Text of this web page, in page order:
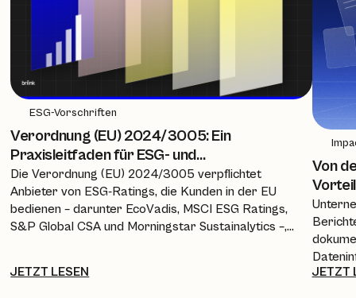
ESG-Vorschriften
Verordnung (EU) 2024/3005: Ein
Praxisleitfaden für ESG- und
Nachhaltigkeitsteams
Die Verordnung (EU) 2024/3005 verpflichtet
Anbieter von ESG-Ratings, die Kunden in der EU
bedienen – darunter EcoVadis, MSCI ESG Ratings,
S&P Global CSA und Morningstar Sustainalytics –,
durch die ESMA einzuholen. Dieser Leitfaden
JETZT LESEN
Von
JETZT